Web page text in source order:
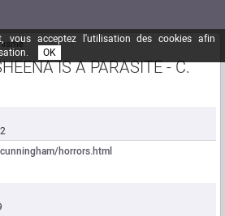
vous acceptez l'utilisation des cookies afin
OK
IS A PARASITE - C.
horrors.html